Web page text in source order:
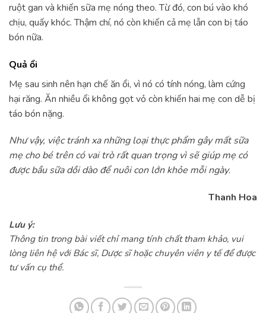
ruột gan và khiến sữa mẹ nóng theo. Từ đó, con bú vào khó
chịu, quấy khóc. Thậm chí, nó còn khiến cả mẹ lẫn con bị táo
bón nữa.
Quả ổi
Mẹ sau sinh nên hạn chế ăn ổi, vì nó có tính nóng, làm cứng
hại răng. Ăn nhiều ổi không gọt vỏ còn khiến hai mẹ con dễ bị
táo bón nặng.
Như vậy, việc tránh xa những loại thực phẩm gây mất sữa
mẹ cho bé trên có vai trò rất quan trọng vì sẽ giúp mẹ có
được bầu sữa dồi dào để nuôi con lớn khỏe mỗi ngày.
Thanh Hoa
Lưu ý:
Thông tin trong bài viết chỉ mang tính chất tham khảo, vui
lòng liên hệ với Bác sĩ, Dược sĩ hoặc chuyên viên y tế để được
tư vấn cụ thể.